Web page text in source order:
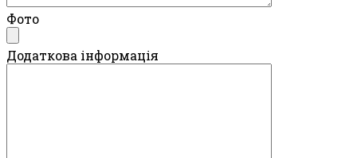
Фото
Додаткова інформація